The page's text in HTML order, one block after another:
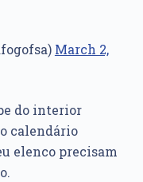
March 2,
do interior
calendário
elenco precisam